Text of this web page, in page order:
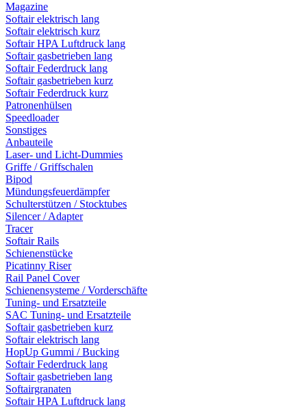
Magazine
Softair elektrisch lang
Softair elektrisch kurz
Softair HPA Luftdruck lang
Softair gasbetrieben lang
Softair Federdruck lang
Softair gasbetrieben kurz
Softair Federdruck kurz
Patronenhülsen
Speedloader
Sonstiges
Anbauteile
Laser- und Licht-Dummies
Griffe / Griffschalen
Bipod
Mündungsfeuerdämpfer
Schulterstützen / Stocktubes
Silencer / Adapter
Tracer
Softair Rails
Schienenstücke
Picatinny Riser
Rail Panel Cover
Schienensysteme / Vorderschäfte
Tuning- und Ersatzteile
SAC Tuning- und Ersatzteile
Softair gasbetrieben kurz
Softair elektrisch lang
HopUp Gummi / Bucking
Softair Federdruck lang
Softair gasbetrieben lang
Softairgranaten
Softair HPA Luftdruck lang